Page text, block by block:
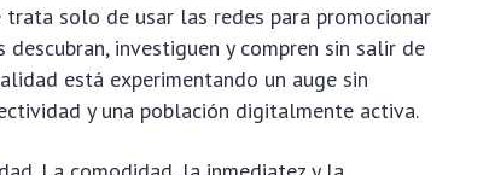
solo de usar las redes para promocionar
investiguen y compren sin salir de
está experimentando un auge sin
y una población digitalmente activa.